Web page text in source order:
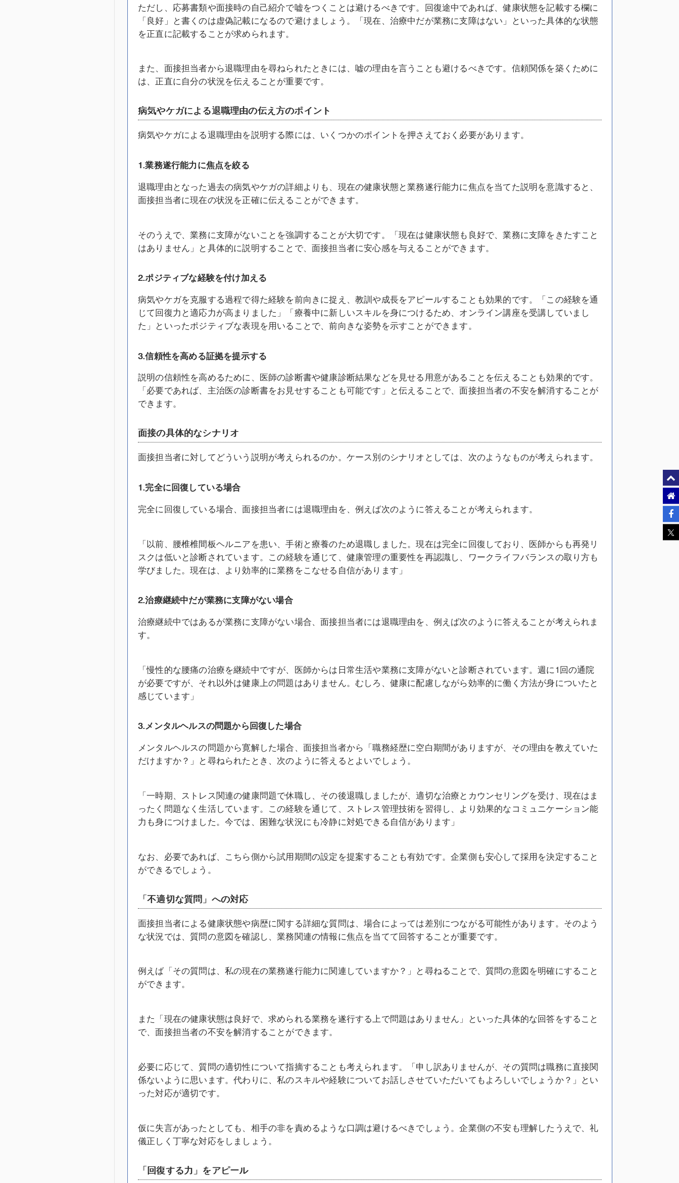
ただし、応募書類や面接時の自己紹介で嘘をつくことは避けるべきです。回復途中であれば、健康状態を記載する欄に
「良好」と書くのは虚偽記載になるので避けましょう。「現在、治療中だが業務に支障はない」といった具体的な状態
を正直に記載することが求められます。
また、面接担当者から退職理由を尋ねられたときには、嘘の理由を言うことも避けるべきです。信頼関係を築くために
は、正直に自分の状況を伝えることが重要です。
病気やケガによる退職理由の伝え方のポイント
病気やケガによる退職理由を説明する際には、いくつかのポイントを押さえておく必要があります。
1.業務遂行能力に焦点を絞る
退職理由となった過去の病気やケガの詳細よりも、現在の健康状態と業務遂行能力に焦点を当てた説明を意識すると、
面接担当者に現在の状況を正確に伝えることができます。
そのうえで、業務に支障がないことを強調することが大切です。「現在は健康状態も良好で、業務に支障をきたすこと
はありません」と具体的に説明することで、面接担当者に安心感を与えることができます。
2.ポジティブな経験を付け加える
病気やケガを克服する過程で得た経験を前向きに捉え、教訓や成長をアピールすることも効果的です。「この経験を通
じて回復力と適応力が高まりました」「療養中に新しいスキルを身につけるため、オンライン講座を受講していまし
た」といったポジティブな表現を用いることで、前向きな姿勢を示すことができます。
3.信頼性を高める証拠を提示する
説明の信頼性を高めるために、医師の診断書や健康診断結果などを見せる用意があることを伝えることも効果的です。
「必要であれば、主治医の診断書をお見せすることも可能です」と伝えることで、面接担当者の不安を解消することが
できます。
面接の具体的なシナリオ
面接担当者に対してどういう説明が考えられるのか。ケース別のシナリオとしては、次のようなものが考えられます。
1.完全に回復している場合
完全に回復している場合、面接担当者には退職理由を、例えば次のように答えることが考えられます。
「以前、腰椎椎間板ヘルニアを患い、手術と療養のため退職しました。現在は完全に回復しており、医師からも再発リ
スクは低いと診断されています。この経験を通じて、健康管理の重要性を再認識し、ワークライフバランスの取り方も
学びました。現在は、より効率的に業務をこなせる自信があります」
2.治療継続中だが業務に支障がない場合
治療継続中ではあるが業務に支障がない場合、面接担当者には退職理由を、例えば次のように答えることが考えられま
す。
「慢性的な腰痛の治療を継続中ですが、医師からは日常生活や業務に支障がないと診断されています。週に1回の通院
が必要ですが、それ以外は健康上の問題はありません。むしろ、健康に配慮しながら効率的に働く方法が身についたと
感じています」
3.メンタルヘルスの問題から回復した場合
メンタルヘルスの問題から寛解した場合、面接担当者から「職務経歴に空白期間がありますが、その理由を教えていた
だけますか？」と尋ねられたとき、次のように答えるとよいでしょう。
「一時期、ストレス関連の健康問題で休職し、その後退職しましたが、適切な治療とカウンセリングを受け、現在はま
ったく問題なく生活しています。この経験を通じて、ストレス管理技術を習得し、より効果的なコミュニケーション能
力も身につけました。今では、困難な状況にも冷静に対処できる自信があります」
なお、必要であれば、こちら側から試用期間の設定を提案することも有効です。企業側も安心して採用を決定すること
ができるでしょう。
「不適切な質問」への対応
面接担当者による健康状態や病歴に関する詳細な質問は、場合によっては差別につながる可能性があります。そのよう
な状況では、質問の意図を確認し、業務関連の情報に焦点を当てて回答することが重要です。
例えば「その質問は、私の現在の業務遂行能力に関連していますか？」と尋ねることで、質問の意図を明確にすること
ができます。
また「現在の健康状態は良好で、求められる業務を遂行する上で問題はありません」といった具体的な回答をすること
で、面接担当者の不安を解消することができます。
必要に応じて、質問の適切性について指摘することも考えられます。「申し訳ありませんが、その質問は職務に直接関
係ないように思います。代わりに、私のスキルや経験についてお話しさせていただいてもよろしいでしょうか？」とい
った対応が適切です。
仮に失言があったとしても、相手の非を責めるような口調は避けるべきでしょう。企業側の不安も理解したうえで、礼
儀正しく丁寧な対応をしましょう。
「回復する力」をアピール